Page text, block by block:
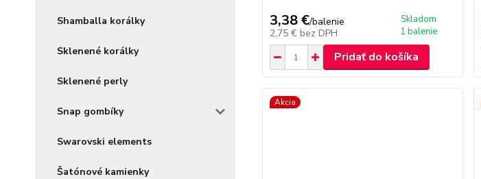
Shamballa korálky
Sklenené korálky
Sklenené perly
Snap gombíky
Swarovski elements
Šatónové kamienky
3,38 €/balenie
2,75 € bez DPH
Skladom
1 balenie
Pridať do košíka
Akcia